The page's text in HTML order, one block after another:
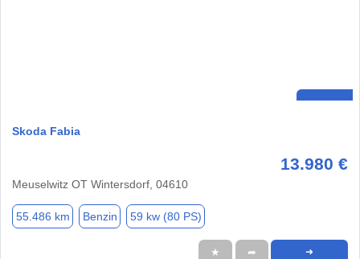
Skoda Fabia
13.980 €
Meuselwitz OT Wintersdorf, 04610
55.486 km Benzin 59 kw (80 PS)
★ ➦ ➜